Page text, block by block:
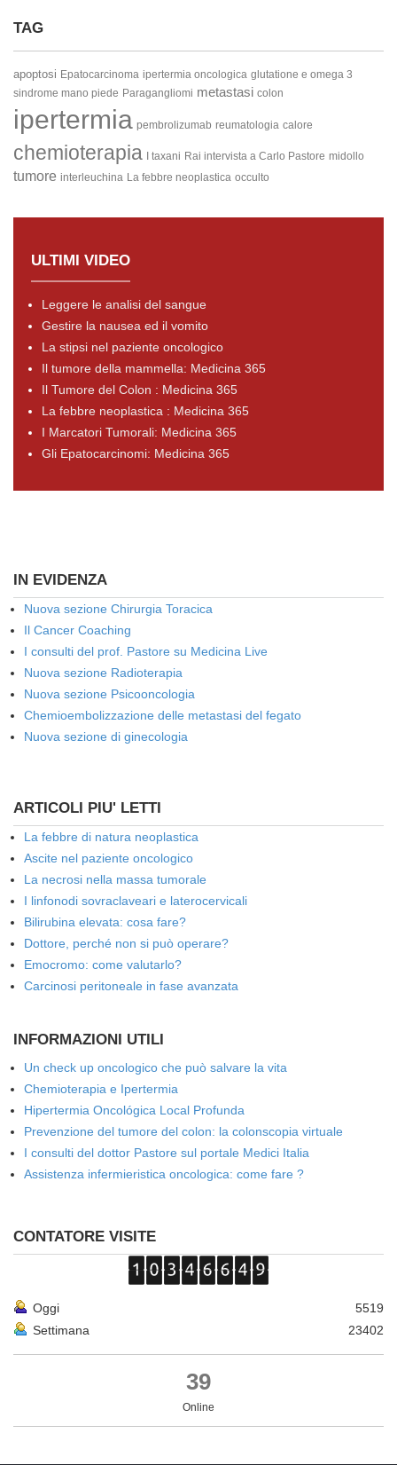
TAG
apoptosi Epatocarcinoma ipertermia oncologica glutatione e omega 3
sindrome mano piede Paragangliomi metastasi colon
ipertermia pembrolizumab reumatologia calore
chemioterapia I taxani Rai intervista a Carlo Pastore midollo
tumore interleuchina La febbre neoplastica occulto
ULTIMI VIDEO
Leggere le analisi del sangue
Gestire la nausea ed il vomito
La stipsi nel paziente oncologico
Il tumore della mammella: Medicina 365
Il Tumore del Colon : Medicina 365
La febbre neoplastica : Medicina 365
I Marcatori Tumorali: Medicina 365
Gli Epatocarcinomi: Medicina 365
IN EVIDENZA
Nuova sezione Chirurgia Toracica
Il Cancer Coaching
I consulti del prof. Pastore su Medicina Live
Nuova sezione Radioterapia
Nuova sezione Psicooncologia
Chemioembolizzazione delle metastasi del fegato
Nuova sezione di ginecologia
ARTICOLI PIU' LETTI
La febbre di natura neoplastica
Ascite nel paziente oncologico
La necrosi nella massa tumorale
I linfonodi sovraclaveari e laterocervicali
Bilirubina elevata: cosa fare?
Dottore, perché non si può operare?
Emocromo: come valutarlo?
Carcinosi peritoneale in fase avanzata
INFORMAZIONI UTILI
Un check up oncologico che può salvare la vita
Chemioterapia e Ipertermia
Hipertermia Oncológica Local Profunda
Prevenzione del tumore del colon: la colonscopia virtuale
I consulti del dottor Pastore sul portale Medici Italia
Assistenza infermieristica oncologica: come fare ?
CONTATORE VISITE
Oggi
5519
Settimana
23402
39
Online